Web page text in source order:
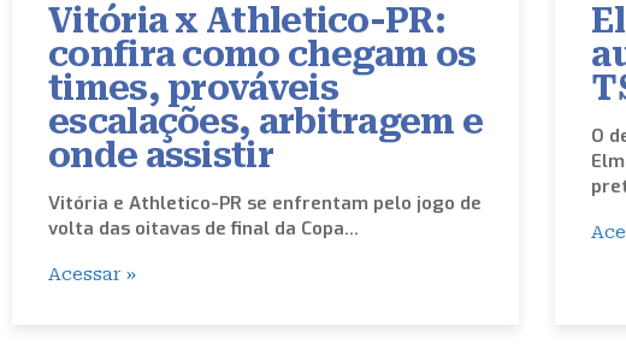
Vitória x Athletico-PR:
confira como chegam os
times, prováveis
escalações, arbitragem e
onde assistir
Vitória e Athletico-PR se enfrentam pelo jogo de
volta das oitavas de final da Copa…
Acessar »
O